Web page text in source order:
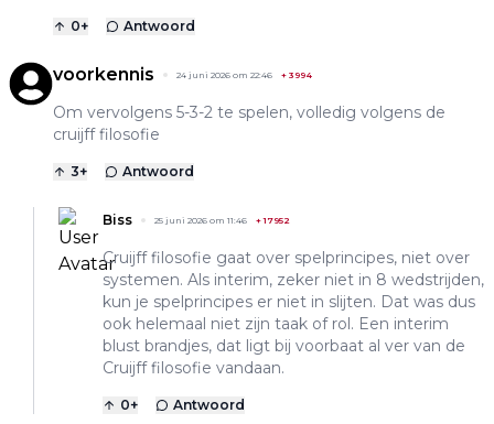
0+ Antwoord
voorkennis 24 juni 2026 om 22:46 + 3994
Om vervolgens 5-3-2 te spelen, volledig volgens de
cruijff filosofie
3+ Antwoord
Biss 25 juni 2026 om 11:46 +17952
Cruijff filosofie gaat over spelprincipes, niet over
systemen. Als interim, zeker niet in 8 wedstrijden,
kun je spelprincipes er niet in slijten. Dat was dus
ook helemaal niet zijn taak of rol. Een interim
blust brandjes, dat ligt bij voorbaat al ver van de
Cruijff filosofie vandaan.
0+ Antwoord